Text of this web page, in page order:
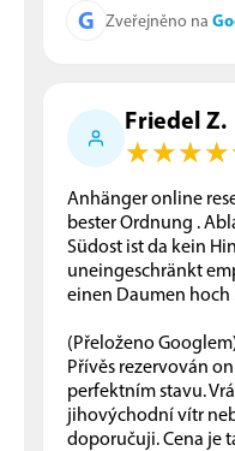
G Zveřejněno na
Friedel Z.
★
★★
★★
★★
★
Anhänger online
bester Ordnung .
Südost ist da kein
uneingeschränkt
einen Daumen hoch
(Přeloženo
Přívěs rezervován
perfektním stavu.
jihovýchodní vítr
doporučuji. Cena je